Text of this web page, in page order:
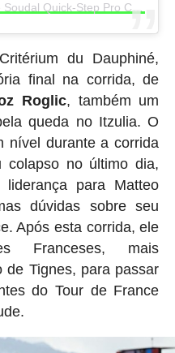
du Dauphiné,
final na corrida, de
Roglic, também um
queda no Itzulia. O
nível durante a corrida
colapso no último dia,
para Matteo
dúvidas sobre seu
Após esta corrida, ele
Franceses, mais
de Tignes, para passar
do Tour de France